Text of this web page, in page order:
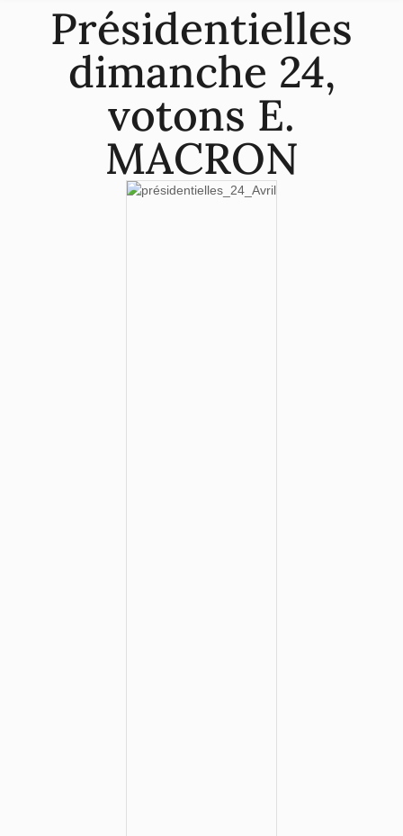
Présidentielles
dimanche 24,
votons E.
MACRON